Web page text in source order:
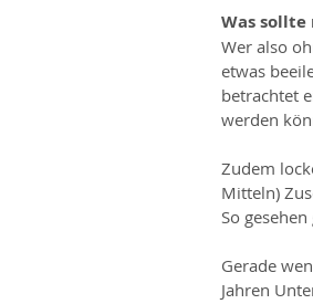
Was sollte
Wer also
etwas
betrachtet
werden
Zudem
Mitteln)
So
Gerade
Jahren